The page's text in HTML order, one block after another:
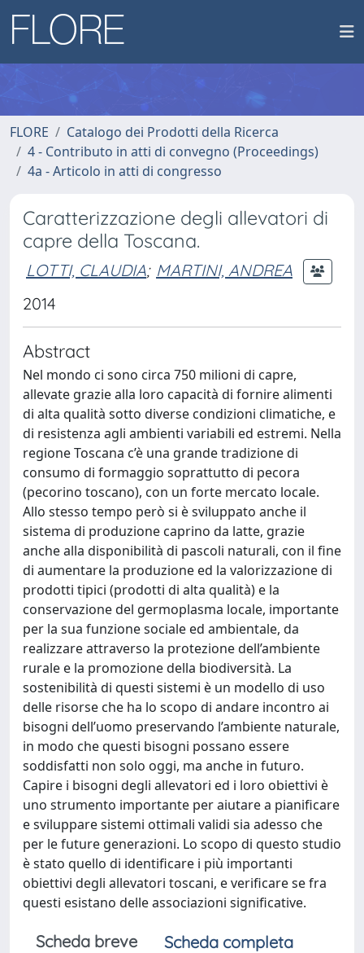
FLORE
Catalogo dei Prodotti della Ricerca
4 - Contributo in atti di convegno (Proceedings)
4a - Articolo in atti di congresso
Caratterizzazione degli allevatori di
capre della Toscana.
LOTTI, CLAUDIA; MARTINI, ANDREA
2014
Abstract
Nel mondo ci sono circa 750 milioni di capre,
allevate grazie alla loro capacità di fornire alimenti
di alta qualità sotto diverse condizioni climatiche, e
di resistenza agli ambienti variabili ed estremi. Nella
regione Toscana c’è una grande tradizione di
consumo di formaggio soprattutto di pecora
(pecorino toscano), con un forte mercato locale.
Allo stesso tempo però si è sviluppato anche il
sistema di produzione caprino da latte, grazie
anche alla disponibilità di pascoli naturali, con il fine
di aumentare la produzione ed la valorizzazione di
prodotti tipici (prodotti di alta qualità) e la
conservazione del germoplasma locale, importante
per la sua funzione sociale ed ambientale, da
realizzare attraverso la protezione dell’ambiente
rurale e la promozione della biodiversità. La
sostenibilità di questi sistemi è un modello di uso
delle risorse che ha lo scopo di andare incontro ai
bisogni dell’uomo preservando l’ambiente naturale,
in modo che questi bisogni possano essere
soddisfatti non solo oggi, ma anche in futuro.
Capire i bisogni degli allevatori ed i loro obiettivi è
uno strumento importante per aiutare a pianificare
e sviluppare sistemi ottimali validi sia adesso che
per le future generazioni. Lo scopo di questo studio
è stato quello di identificare i più importanti
obiettivi degli allevatori toscani, e verificare se fra
questi esistano delle associazioni significative.
Scheda breve
Scheda completa